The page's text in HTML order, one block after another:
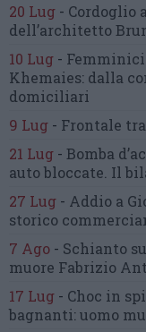
20 Lug - Cordoglio
dell’architetto
10 Lug -
Khemaies: dalla
domiciliari
9 Lug - Frontale
21 Lug - Bomba
auto bloccate. Il
27 Lug - Addio a
storico
7 Ago - Schianto
muore Fabrizio
17 Lug - Choc in
bagnanti:uomo